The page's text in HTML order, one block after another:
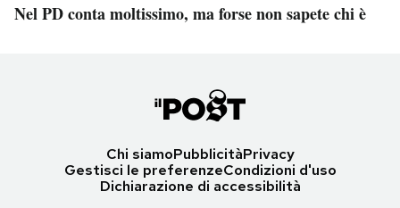
Nel PD conta moltissimo, ma forse non sapete chi è
Chi siamoPubblicitàPrivacy
Gestisci le preferenzeCondizioni d'uso
Dichiarazione di accessibilità